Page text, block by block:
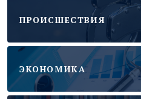
ПРОИСШЕСТВИЯ
ЭКОНОМИКА